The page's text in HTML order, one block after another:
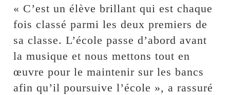
« C’est un élève brillant qui est chaque
fois classé parmi les deux premiers de
sa classe. L’école passe d’abord avant
la musique et nous mettons tout en
œuvre pour le maintenir sur les bancs
afin qu’il poursuive l’école », a rassuré